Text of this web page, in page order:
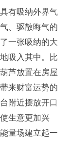
有吸纳外界气
、驱散晦气的
一张吸纳的大
吸入其中。比
芦放置在房屋
来财富运势的
附近摆放开口
生意更加兴
量场建立起一